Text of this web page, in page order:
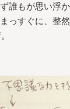
誰もが思い浮
っすぐに、整